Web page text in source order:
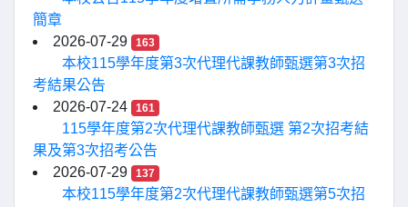
簡章
2026-07-29
163
本校115學年度第3次代理代課教師甄選第3次招
考結果公告
2026-07-24
161
115學年度第2次代理代課教師甄選 第2次招考結
果及第3次招考公告
2026-07-29
137
本校115學年度第2次代理代課教師甄選第5次招